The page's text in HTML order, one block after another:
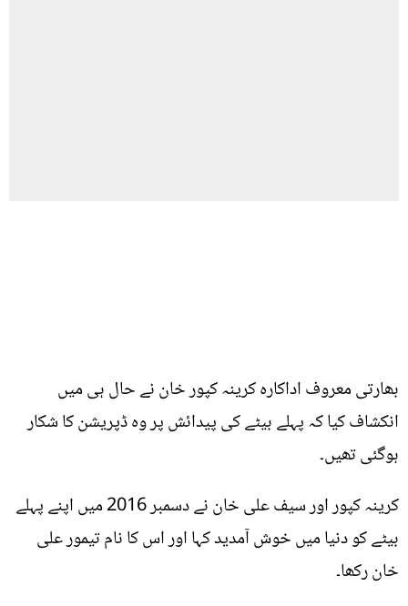
بھارتی معروف اداکارہ کرینہ کپور خان نے حال ہی میں
انکشاف کیا کہ پہلے بیٹے کی پیدائش پر وہ ڈپریشن کا شکار
ہوگئی تھیں۔
کرینہ کپور اور سیف علی خان نے دسمبر 2016 میں اپنے پہلے
بیٹے کو دنیا میں خوش آمدید کہا اور اس کا نام تیمور علی
خان رکھا۔